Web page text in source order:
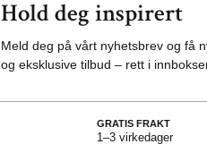
Hold deg inspirert
Meld deg på vårt nyhetsbrev og få
og eksklusive tilbud – rett i
GRATIS FRAKT
1–3 virkedager